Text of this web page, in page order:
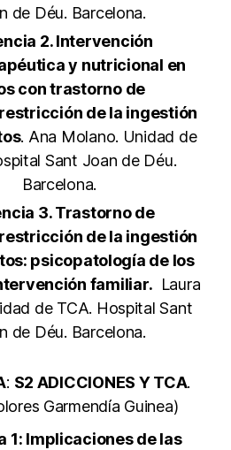
de Déu. Barcelona.
2. Intervención
y nutricional en
con trastorno de
de la ingestión
. Ana Molano. Unidad de
Sant Joan de Déu.
Barcelona.
3. Trastorno de
de la ingestión
psicopatología de los
familiar. Laura
de TCA. Hospital Sant
de Déu. Barcelona.
: S2 ADICCIONES Y TCA.
Garmendía Guinea)
1: Implicaciones de las